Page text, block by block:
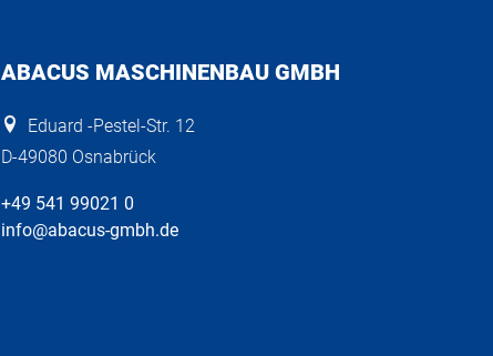
ABACUS MASCHINENBAU GMBH
Eduard -Pestel-Str. 12
D-49080 Osnabrück
+49 541 99021 0
info@abacus-gmbh.de